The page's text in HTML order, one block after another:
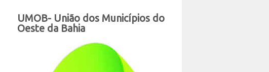
UMOB- União dos Municípios do
Oeste da Bahia